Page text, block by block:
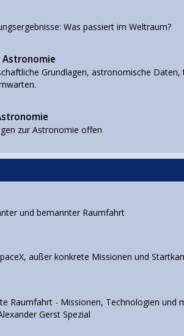
Was passiert im Weltraum?
Astronomie
Grundlagen, astronomische
zur Astronomie offen
und bemannter Raumfahrt
außer konkrete Missionen und
Raumfahrt - Missionen, Technologien und
Gerst Spezial